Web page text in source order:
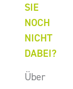
SIE
NOCH
NICHT
DABEI?
Über